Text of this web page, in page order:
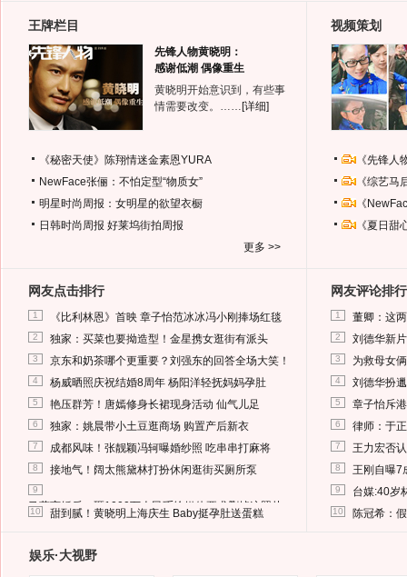
王牌栏目
先锋人物黄晓明：
感谢低潮 偶像重生
黄晓明开始意识到，有些事
情需要改变。…… [详细]
《秘密天使》陈翔情迷金素恩YURA
NewFace张俪：不怕定型“物质女”
明星时尚周报：女明星的欲望衣橱
日韩时尚周报 好莱坞街拍周报
更多 >>
视频策划
《先锋
《综艺
《
《夏日
网友点击排行
1 《比利林恩》首映 章子怡范冰冰冯小刚捧场红毯
2 独家：买菜也要拗造型！金星携女逛街有派头
3 京东和奶茶哪个更重要？刘强东的回答全场大笑！
4 杨威晒照庆祝结婚8周年 杨阳洋轻抚妈妈孕肚
5 艳压群芳！唐嫣修身长裙现身活动 仙气儿足
6 独家：姚晨带小土豆逛商场 购置产后新衣
7 成都风味！张靓颖冯轲曝婚纱照 吃串串打麻将
8 接地气！阔太熊黛林打扮休闲逛街买厕所泵
9
马蓉离婚后，砸1000万人民币给媒体要求删掉这照片
10 甜到腻！黄晓明上海庆生 Baby挺孕肚送蛋糕
网友评论排行
1 董卿：这
2 刘德华新
3 为救母女
4 刘德华扮
5 章子怡斥
6 律师：于
7 王力宏否
8 王刚自曝7
9 台媒:40岁
10 陈冠希：
娱乐·大视野